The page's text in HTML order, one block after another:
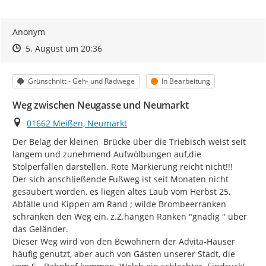
Anonym
Zeitpunkt des Erstellens
Zeitpunkt des Erstellens
5. August um 20:36Zur Äußerung
Kategorie
Grünschnitt - Geh- und Radwege Status
In Bearbeitung
Weg zwischen Neugasse und Neumarkt
Ort
01662 Meißen, Neumarkt
Der Belag der kleinen  Brücke über die Triebisch weist seit
langem und zunehmend Aufwölbungen auf,die
Stolperfallen darstellen. Rote Markierung reicht nicht!!!
Der sich anschließende Fußweg ist seit Monaten nicht
gesäubert worden, es liegen altes Laub vom Herbst 25,
Abfälle und Kippen am Rand ; wilde Brombeerranken
schränken den Weg ein, z.Z.hängen Ranken "gnädig " über
das Geländer.
Dieser Weg wird von den Bewohnern der Advita-Häuser
häufig genutzt, aber auch von Gästen unserer Stadt, die